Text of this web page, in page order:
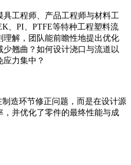
工程师、产品工程师与材料工
、PI、PTFE等特种工程塑料流
解，团队能前瞻性地提出优化
翘曲？如何设计浇口与流道以
力集中？
造环节修正问题，而是在设计源
并优化了零件的最终性能与成